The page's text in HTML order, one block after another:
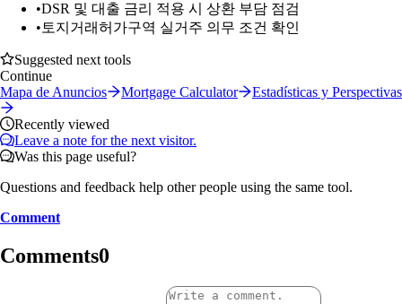
•DSR 및 대출 금리 적용 시 상환 부담 점검
• 토지거래허가구역 실거주 의무 조건 확인
Suggested next tools
Continue
Mapa de Anuncios
Mortgage Calculator Estadísticas y Perspectivas
Recently viewed
Leave a note for the next visitor.
Was this page useful?
Questions and feedback help other people using the same tool.
Comment
Comments0